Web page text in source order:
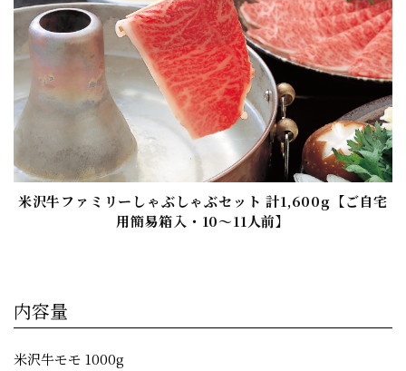
米沢牛ファミリーしゃぶしゃぶセット 計1,600g【ご自宅
用簡易箱入・10〜11人前】
内容量
米沢牛モモ 1000g